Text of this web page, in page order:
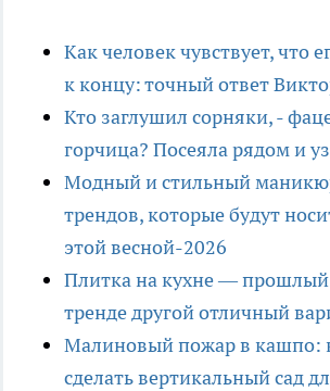
Как человек чувствует, что
к концу: точный ответ
Кто заглушил сорняки, -
горчица? Посеяла рядом и
Модный и стильный
трендов, которые будут
этой весной-2026
Плитка на кухне — прошлый
тренде другой отличный
Малиновый пожар в кашпо:
сделать вертикальный сад